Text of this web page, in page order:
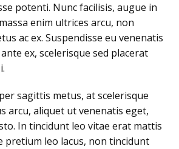
potenti. Nunc facilisis, augue in
enim ultrices arcu, non
ac ex. Suspendisse eu venenatis
ex, scelerisque sed placerat
sagittis metus, at scelerisque
arcu, aliquet ut venenatis eget,
In tincidunt leo vitae erat mattis
pretium leo lacus, non tincidunt